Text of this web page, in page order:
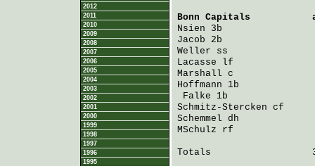
2012
2011
2010
2009
2008
2007
2006
2005
2004
2003
2002
2001
2000
1999
1998
1997
1996
1995
Bonn Capitals
Nsien 3b                 3
Jacob 2b                 4
Weller ss                4
Lacasse lf               4
Marshall c               4
Hoffmann 1b
Falke 1b
Schmitz-Stercken cf
Schemmel dh
MSchulz rf               3
Totals